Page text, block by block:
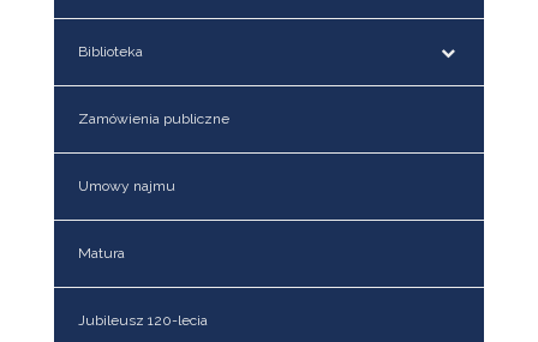
Biblioteka
Zamówienia publiczne
Umowy najmu
Matura
Jubileusz 120-lecia